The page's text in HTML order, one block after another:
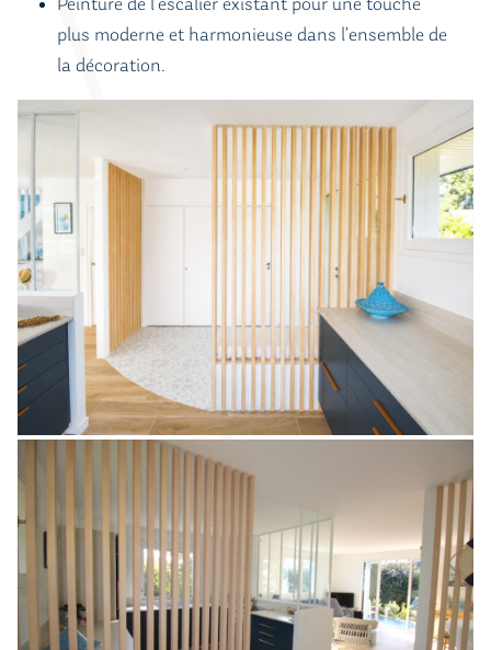
Peinture de l’escalier existant pour une touche
plus moderne et harmonieuse dans l’ensemble de
la décoration.